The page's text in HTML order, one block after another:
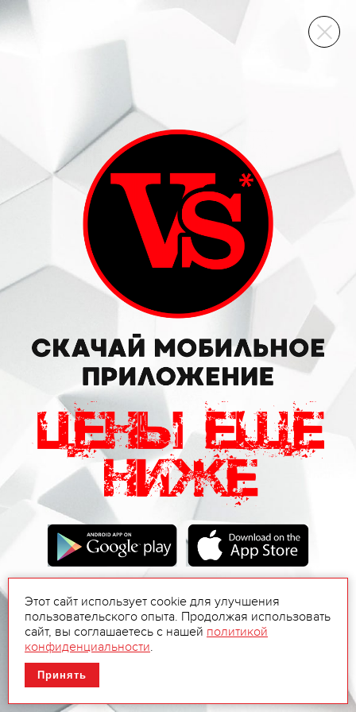
ВИННЫЙ СКЛАД
Этот сайт использует cookie для улучшения
пользовательского опыта. Продолжая использовать
сайт, вы соглашаетесь с нашей политикой
конфиденциальности.
Принять